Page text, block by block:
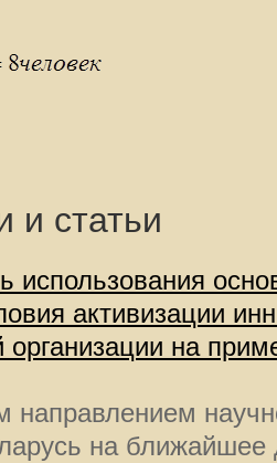
и статьи
использования
активизации
на
направлением
на ближайшее